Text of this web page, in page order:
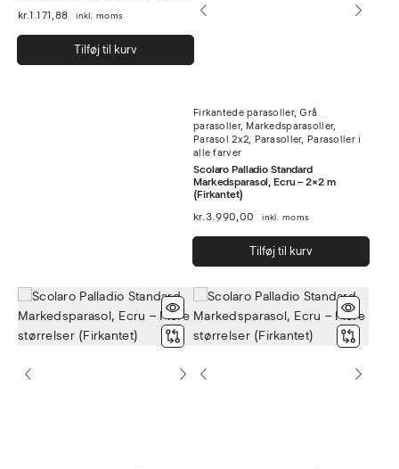
kr.1.171,88 inkl. moms
Tilføj til kurv
Firkantede parasoller, Grå
parasoller, Markedsparasoller,
Parasol 2x2, Parasoller, Parasoller i
alle farver
Scolaro Palladio Standard
Markedsparasol, Ecru – 2×2 m
(Firkantet)
kr.3.990,00 inkl. moms
Tilføj til kurv